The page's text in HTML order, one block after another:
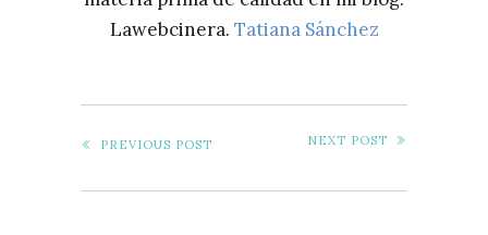
Lawebcinera. Tatiana Sánchez
PREVIOUS POST NEXT POST